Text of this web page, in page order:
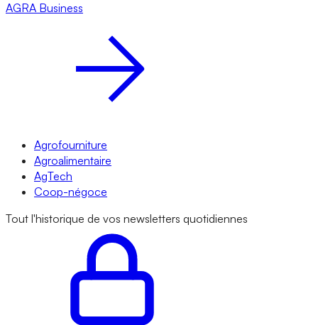
AGRA Business
Agrofourniture
Agroalimentaire
AgTech
Coop-négoce
Tout l'historique de vos newsletters quotidiennes